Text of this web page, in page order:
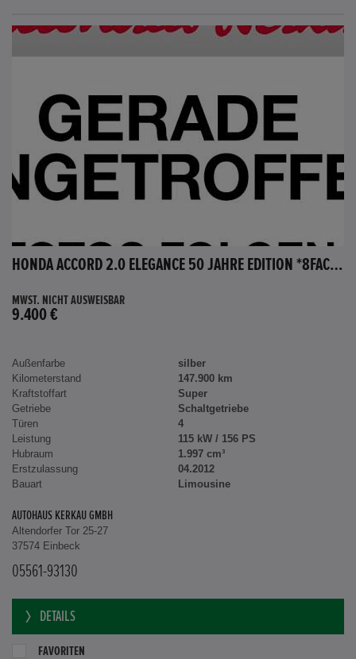
HONDA ACCORD 2.0 ELEGANCE 50 JAHRE EDITION *8FACH BEREIFT*
MWST. NICHT AUSWEISBAR
9.400 €
Außenfarbe
silber
Kilometerstand
147.900 km
Kraftstoffart
Super
Getriebe
Schaltgetriebe
Türen
4
Leistung
115 kW / 156 PS
Hubraum
1.997 cm³
Erstzulassung
04.2012
Bauart
Limousine
AUTOHAUS KERKAU GMBH
Altendorfer Tor 25-27
37574 Einbeck
05561-93130
DETAILS
FAVORITEN